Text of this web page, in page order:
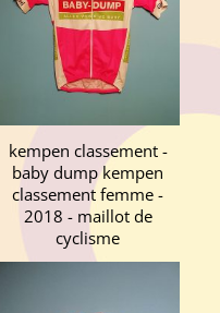
kempen classement -
baby dump kempen
classement femme -
2018 - maillot de
cyclisme